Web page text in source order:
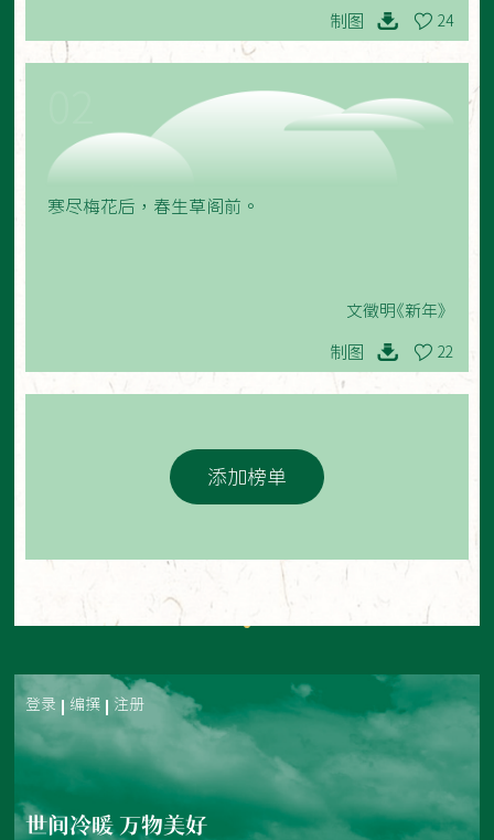
制图 24
寒尽梅花后，春生草阁前。
文徵明《新年》
制图 22
添加榜单
登录 编撰 注册
世间冷暖 万物美好